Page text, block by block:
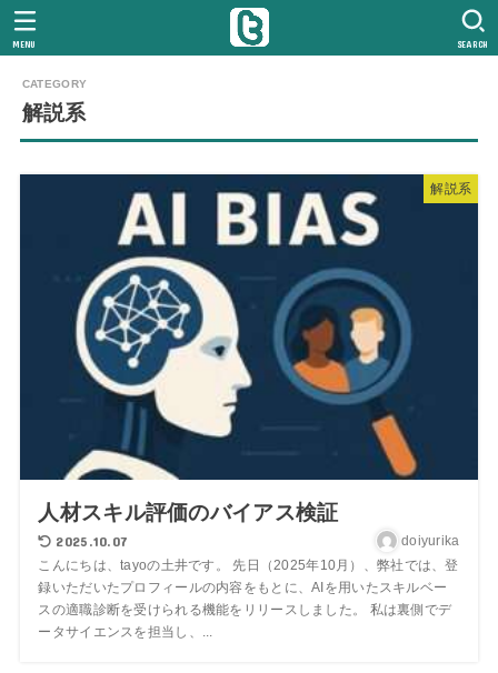
SEARCH
MENU
解説系
解説系
人材スキル評価のバイアス検証
2025.10.07 doiyurika
こんにちは、tayoの土井です。 先日（2025年10月）、弊社では、登
録いただいたプロフィールの内容をもとに、AIを用いたスキルベー
スの適職診断を受けられる機能をリリースしました。 私は裏側でデ
ータサイエンスを担当し、...